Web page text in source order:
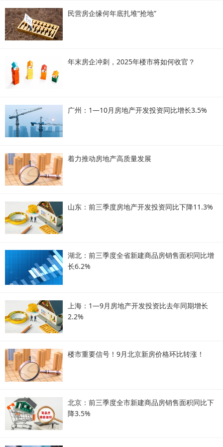
民营房企缘何年底扎堆“抢地”
年末房企冲刺，2025年楼市将如何收官？
广州：1—10月房地产开发投资同比增长3.5%
着力推动房地产高质量发展
山东：前三季度房地产开发投资同比下降11.3%
湖北：前三季度全省新建商品房销售面积同比增
长6.2%
上海：1—9月房地产开发投资比去年同期增长
2.2%
楼市重要信号！9月北京新房价格环比转涨！
北京：前三季度全市新建商品房销售面积同比下
降3.5%